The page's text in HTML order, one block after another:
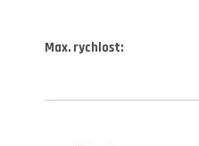
Max. rychlost: